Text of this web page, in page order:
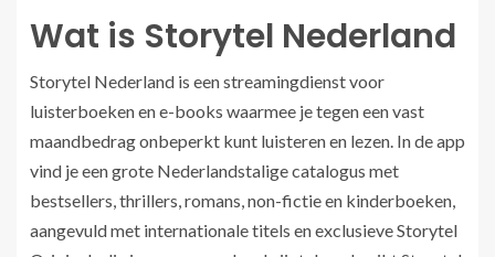
Wat is Storytel Nederland
Storytel Nederland is een streamingdienst voor
luisterboeken en e-books waarmee je tegen een vast
maandbedrag onbeperkt kunt luisteren en lezen. In de app
vind je een grote Nederlandstalige catalogus met
bestsellers, thrillers, romans, non-fictie en kinderboeken,
aangevuld met internationale titels en exclusieve Storytel